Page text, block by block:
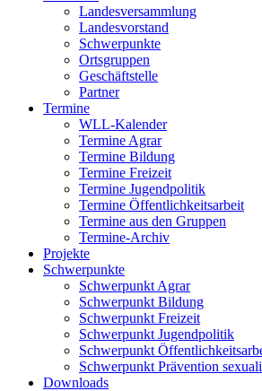
Landesversammlung
Landesvorstand
Schwerpunkte
Ortsgruppen
Geschäftstelle
Partner
Termine
WLL-Kalender
Termine Agrar
Termine Bildung
Termine Freizeit
Termine Jugendpolitik
Termine Öffentlichkeitsarbeit
Termine aus den Gruppen
Termine-Archiv
Projekte
Schwerpunkte
Schwerpunkt Agrar
Schwerpunkt Bildung
Schwerpunkt Freizeit
Schwerpunkt Jugendpolitik
Schwerpunkt
Schwerpunkt Prävention
Downloads